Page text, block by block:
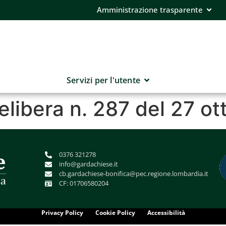
Amministrazione trasparente
Servizi per l'utente
n. 287 del 27
0376 321278
info@gardachiese.it
cb.gardachiese-bonifica@pec.regione.lombardia.it
CF: 01706580204
Privacy Policy Cookie Policy Accessibilità